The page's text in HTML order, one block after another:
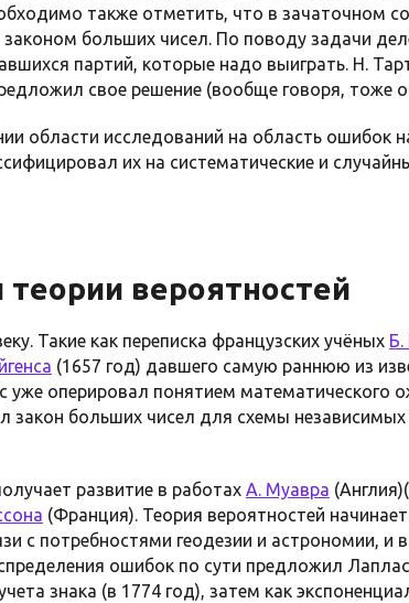
также отметить, что в зачаточном
больших чисел. По поводу задачи
партий, которые надо выиграть. Н.
свое решение (вообще говоря, тоже
области исследований на область ошибок
их на систематические и
вероятностей
Такие как переписка французских учёных Б.
(1657 год) давшего самую раннюю из
уже оперировал понятием математического
закон больших чисел для схемы
развитие в работах А. Муавра
(Франция). Теория вероятностей
с потребностями геодезии и астрономии, и
ошибок по сути предложил
знака (в 1774 год), затем как